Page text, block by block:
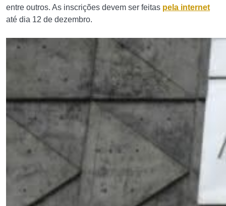
entre outros. As inscrições devem ser feitas pela internet
até dia 12 de dezembro.